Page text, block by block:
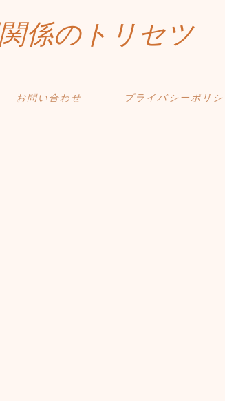
係のトリセツ
お問い合わせ プライバシーポリシ